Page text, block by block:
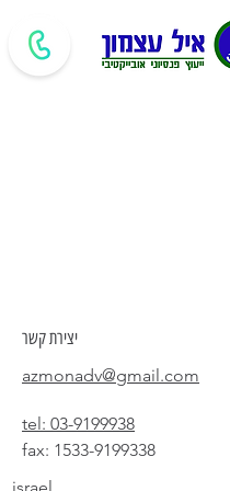
יצירת קשר
azmonadv@gmail.com
tel: 03-9199938
fax: 1533-9199338